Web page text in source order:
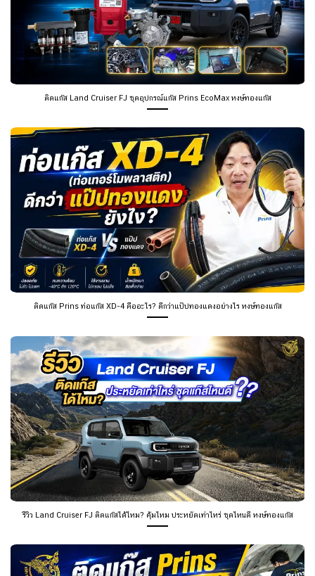
ติดแก๊ส Land Cruiser FJ ชุดอุปกรณ์แก๊ส Prins EcoMax หงษ์ทองแก๊ส
ติดแก๊ส Prins ท่อแก๊ส XD-4 คืออะไร? ดีกว่าแป๊ปทองแดงอย่างไร หงษ์ทองแก๊ส
รีวิว Land Cruiser FJ ติดแก๊สได้ไหม? คุ้มไหม ประหยัดเท่าไหร่ ชุดไหนดี หงษ์ทองแก๊ส